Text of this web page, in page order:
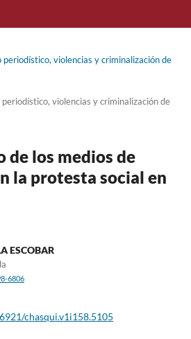
violencias y criminalización de
violencias y criminalización de
de los medios de
la protesta social en
ESCOBAR
6806
chasqui.v1i158.5105